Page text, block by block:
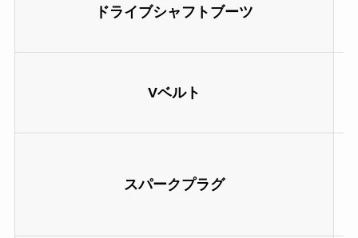
ドライブシャフトブーツ
Vベルト
スパークプラグ